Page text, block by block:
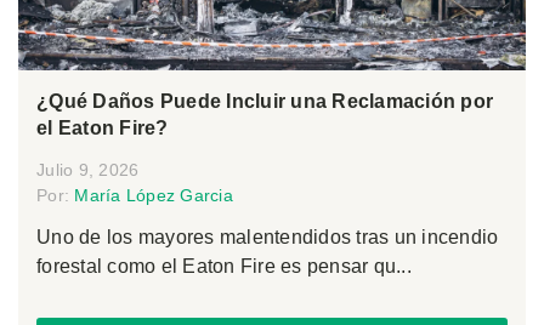
¿Qué Daños Puede Incluir una Reclamación por
el Eaton Fire?
Julio 9, 2026
Por: María López Garcia
Uno de los mayores malentendidos tras un incendio
forestal como el Eaton Fire es pensar qu...